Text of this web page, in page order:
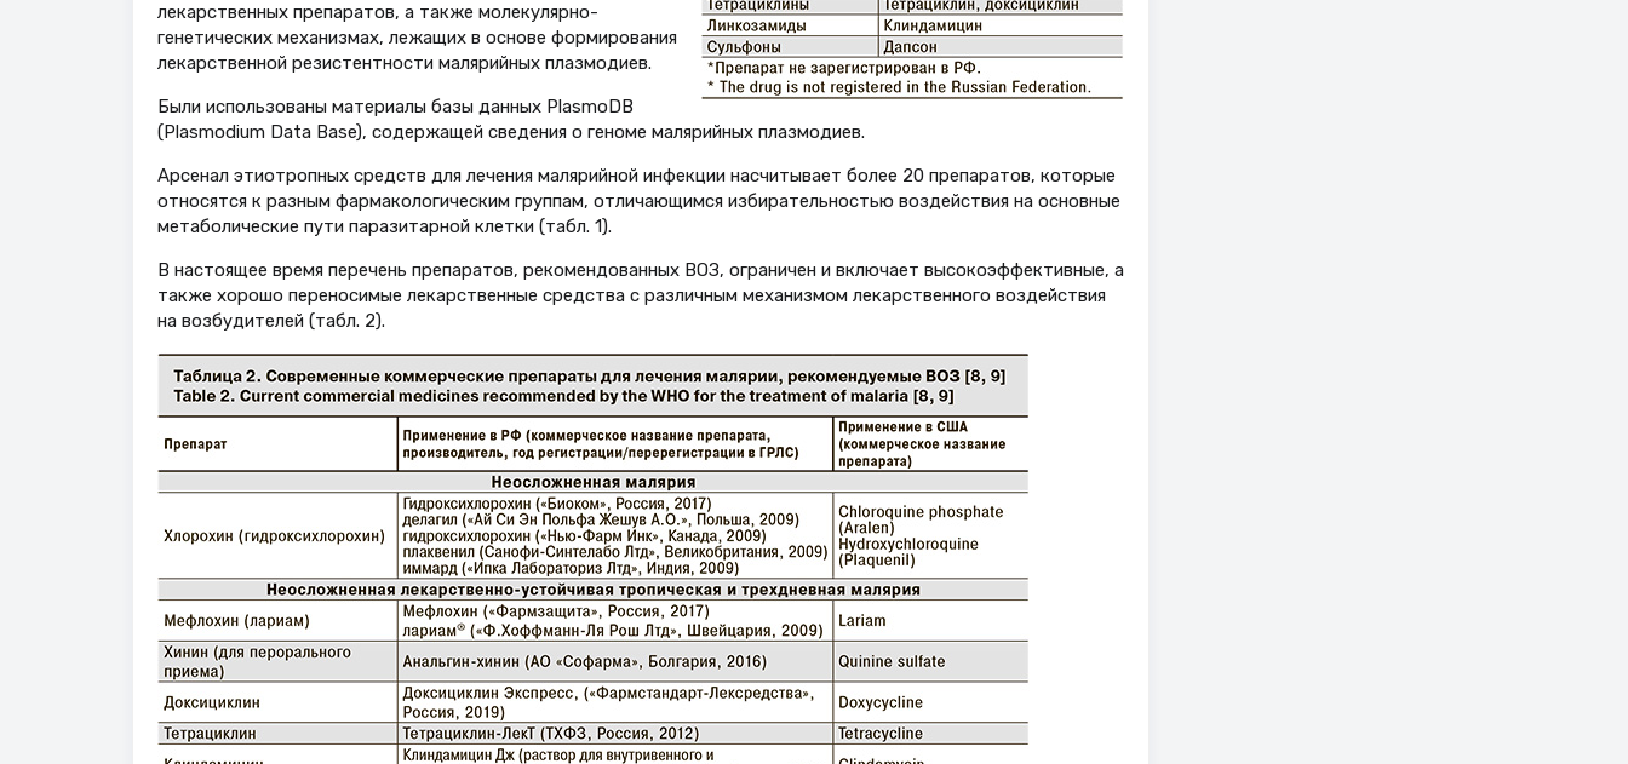
лекарственных препаратов, а также молекулярно-
генетических механизмах, лежащих в основе формирования
лекарственной резистентности малярийных плазмодиев.
Были использованы материалы базы данных PlasmoDB
(Plasmodium Data Base), содержащей сведения о геноме малярийных плазмодиев.
Арсенал этиотропных средств для лечения малярийной инфекции насчитывает более 20 препаратов, которые
относятся к разным фармакологическим группам, отличающимся избирательностью воздействия на основные
метаболические пути паразитарной клетки (табл. 1).
В настоящее время перечень препаратов, рекомендованных ВОЗ, ограничен и включает высокоэффективные, а
также хорошо переносимые лекарственные средства с различным механизмом лекарственного воздействия
на возбудителей (табл. 2).